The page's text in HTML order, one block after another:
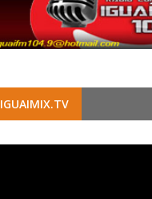
IGUAIMIX.TV